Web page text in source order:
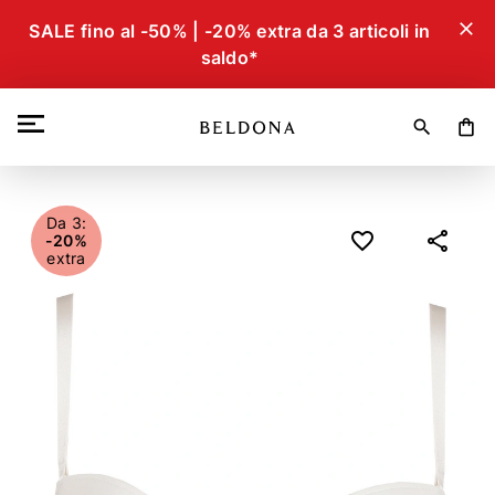
SALE fino al -50% | -20% extra da 3 articoli in
saldo*
close
search shopping_bag
Da 3:
-20%
extra